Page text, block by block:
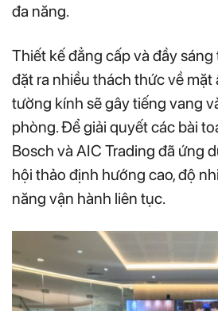
đa năng.
Thiết kế đẳng cấp và đầy
đặt ra nhiều thách thức về mặt
tường kính sẽ gây tiếng vang
phòng. Để giải quyết các bài
Bosch và AIC Trading đã ứng
hội thảo định hướng cao, độ
năng vận hành liên tục.